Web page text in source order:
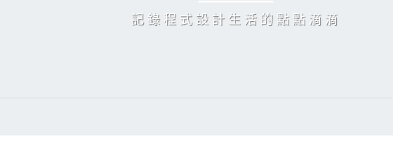
記錄程式設計生活的點點滴滴